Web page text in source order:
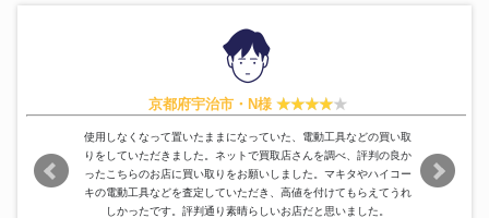
京都府宇治市・N様
使用しなくなって置いたままになっていた、電動工具などの買い取
りをしていただきました。ネットで買取店さんを調べ、評判の良か
ったこちらのお店に買い取りをお願いしました。マキタやハイコー
キの電動工具などを査定していただき、高値を付けてもらえてうれ
しかったです。評判通り素晴らしいお店だと思いました。